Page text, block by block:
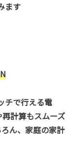
ます
チで行える電
計算もスムーズ
ん、家庭の家計